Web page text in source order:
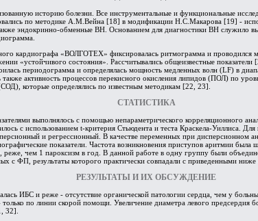
историю болезни. Все инструментальные и функциональные
по методике А.М.Вейна [18] в модификации Н.С.Макарова [19] -
эндокринно-обменные ВН. Основанием для диагностики ВН служило
кардиографа «ВОЛГОТЕХ» фиксировалась ритмограмма и проводился
«устойчивого состояния». Рассчитывались общеизвестные
периодограмма и определялась мощность медленных волн (LF) в
активность процессов перекисного окисления липидов (ПОЛ) по
которые определялись по известным методикам [22, 23].
СТАТИСТИКА
выполнялось с помощью непараметрического корреляционного
с использованием t-критерия Стьюдента и теста Краскела-Уиллиса.
и регрессионный. В качестве переменных при дисперсионном
показатели. Частота возникновения приступов аритмии
реже, чем 1 пароксизм в год. В данной работе в одну группу были
с ФП, результаты которого практически совпадали с приведенными ниже
РЕЗУЛЬТАТЫ И ИХ ОБСУЖДЕНИЕ
ИБС и реже - отсутствие органической патологии сердца, чем у
по линии скорой помощи. Увеличение диаметра левого
32].